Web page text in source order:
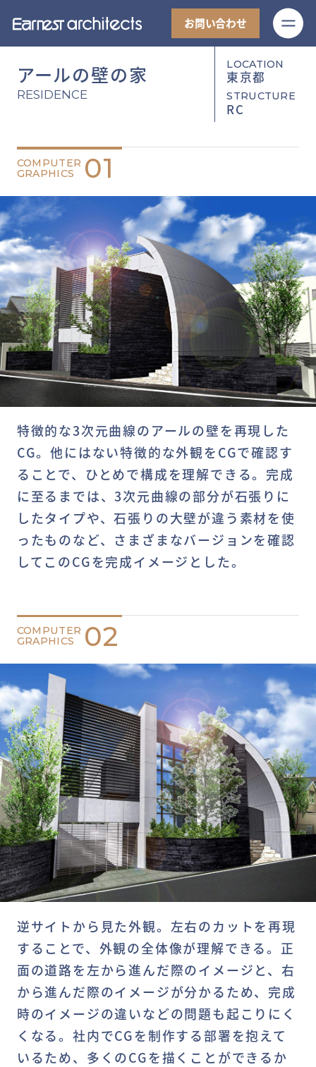
お問い合わせ
アールの壁の家
RESIDENCE
LOCATION
東京都
STRUCTURE
RC
COMPUTER
GRAPHICS
01
特徴的な3次元曲線のアールの壁を再現した
CG。他にはない特徴的な外観をCGで確認す
ることで、ひとめで構成を理解できる。完成
に至るまでは、3次元曲線の部分が石張りに
したタイプや、石張りの大壁が違う素材を使
ったものなど、さまざまなバージョンを確認
してこのCGを完成イメージとした。
COMPUTER
GRAPHICS
02
逆サイトから見た外観。左右のカットを再現
することで、外観の全体像が理解できる。正
面の道路を左から進んだ際のイメージと、右
から進んだ際のイメージが分かるため、完成
時のイメージの違いなどの問題も起こりにく
くなる。社内でCGを制作する部署を抱えて
いるため、多くのCGを描くことができるか